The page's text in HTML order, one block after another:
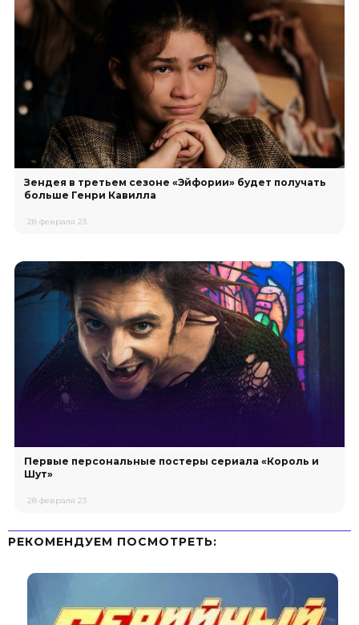
Зендея в третьем сезоне «Эйфории» будет получать
больше Генри Кавилла
28 февраля 23
Первые персональные постеры сериала «Король и
Шут»
28 февраля 23
РЕКОМЕНДУЕМ ПОСМОТРЕТЬ: